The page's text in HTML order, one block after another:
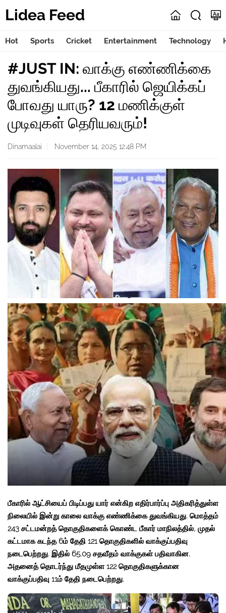
Lidea Feed
Hot Sports Cricket Entertainment Technology
#JUST IN: வாக்கு எண்ணிக்கை
துவங்கியது... பீகாரில் ஜெயிக்கப்
போவது யாரு? 12 மணிக்குள்
முடிவுகள் தெரியவரும்!
Dinamaalai November 14, 2025 12:48 PM
பீகாரில் ஆட்சியைப் பிடிப்பது யார் என்கிற எதிர்பார்ப்பு அதிகரித்துள்ள
நிலையில் இன்று காலை வாக்கு எண்ணிக்கை துவங்கியது. மொத்தம்
243 சட்டமன்றத் தொகுதிகளைக் கொண்ட பீகார் மாநிலத்தில், முதல்
கட்டமாக கடந்த 6ம் தேதி 121 தொகுதிகளில் வாக்குப்பதிவு
நடைபெற்றது. இதில் 65.09 சதவீதம் வாக்குகள் பதிவாகின.
அதனைத் தொடர்ந்து மீதமுள்ள 122 தொகுதிகளுக்கான
வாக்குப்பதிவு 11ம் தேதி நடைபெற்றது.